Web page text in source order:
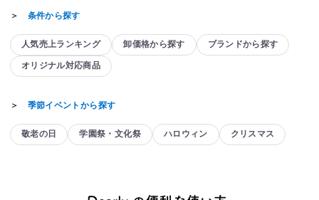
＞ 条件から探す
人気売上ランキング 卸価格から探す ブランドから探す
オリジナル対応商品
＞ 季節イベントから探す
敬老の日 学園祭・文化祭 ハロウィン クリスマス